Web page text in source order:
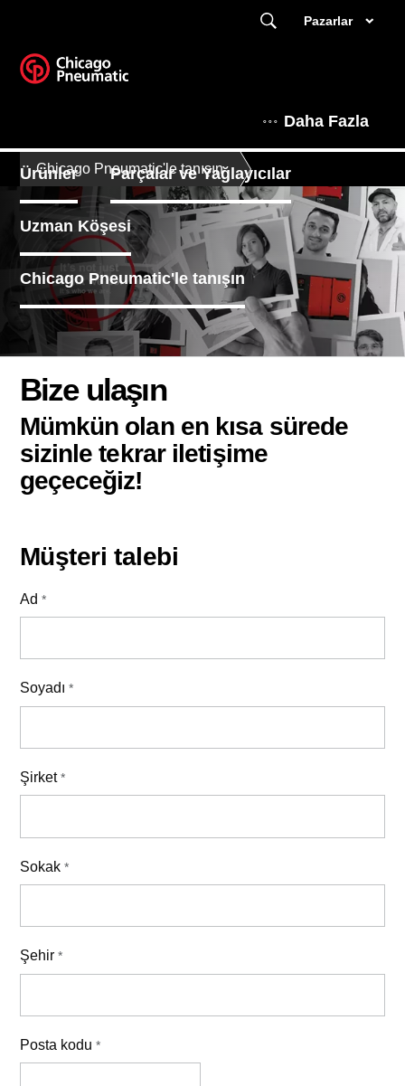
Pazarlar
Daha Fazla
Ürünler Parçalar ve Yağlayıcılar
Uzman Köşesi
Chicago Pneumatic'le tanışın
Chicago Pneumatic'le tanışın
Bize ulaşın
Mümkün olan en kısa sürede
sizinle tekrar iletişime
geçeceğiz!
Müşteri talebi
Ad *
Soyadı *
Şirket*
Sokak *
Şehir *
Posta kodu *